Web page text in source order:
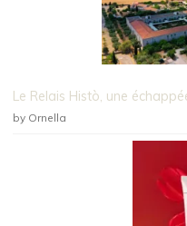
Le Relais Histò, une
by Ornella